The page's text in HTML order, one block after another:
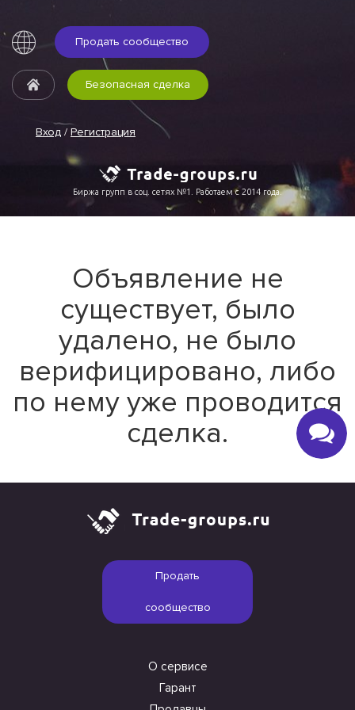
Продать сообщество
Вход / Регистрация
Безопасная сделка
Биржа групп в соц. сетях №1. Работаем с 2014 года.
Объявление не
существует, было
удалено, не было
верифицировано, либо
по нему уже проводится
сделка.
Продать
сообщество
О сервисе
Гарант